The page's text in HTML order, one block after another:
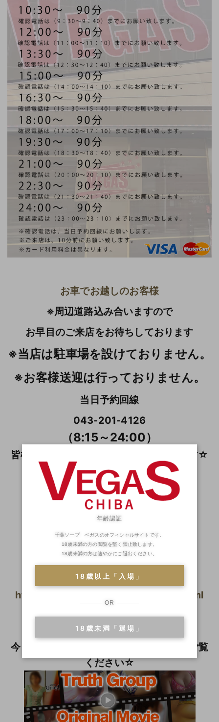
お車でお越しのお客様
※周辺道路込み合いますので
お早目のご来店をお待ちしております
※当店は駐車場を設けておりません。
※お客様送迎は行っておりません。
当日予約回線
043-201-4126
（8:15～24:00）
皆様のご指名ご来店、お待ちしております☆
◆ ソープランドFAN ◆
（姫たちのブログ）
サービスショットも多数アリ！？
http://www.soapfun.net/vs/index.html
◆ MOVIE ◆
（コンパニオン動画紹介）
今まででは見られなかった動く彼女達をご覧
ください☆
年齢認証
千葉ソープ ベガスのオフィシャルサイトです。
18歳未満の方の閲覧を堅く禁止致します。
18歳未満の方は速やかにご退出ください。
18歳以上「入場」
OR
18歳未満「退場」